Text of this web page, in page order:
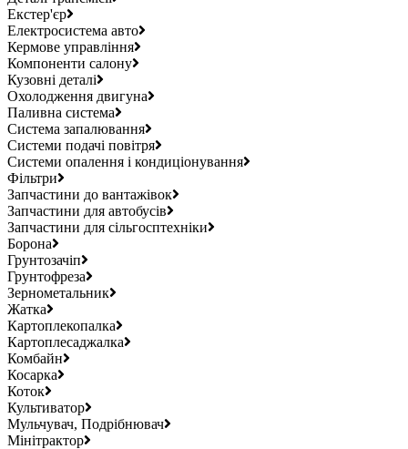
Екстер'єр
Електросистема авто
Кермове управління
Компоненти салону
Кузовні деталі
Охолодження двигуна
Паливна система
Система запалювання
Системи подачі повітря
Системи опалення і кондиціонування
Фільтри
Запчастини до вантажівок
Запчастини для автобусів
Запчастини для сільгосптехніки
Борона
Грунтозачіп
Грунтофреза
Зернометальник
Жатка
Картоплекопалка
Картоплесаджалка
Комбайн
Косарка
Коток
Культиватор
Мульчувач, Подрібнювач
Мінітрактор